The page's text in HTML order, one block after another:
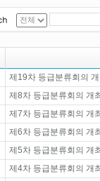
제19차 등급분류회의
제8차 등급분류회의 개
제7차 등급분류회의 개
제6차 등급분류회의 개
제5차 등급분류회의 개
제4차 등급분류회의 개